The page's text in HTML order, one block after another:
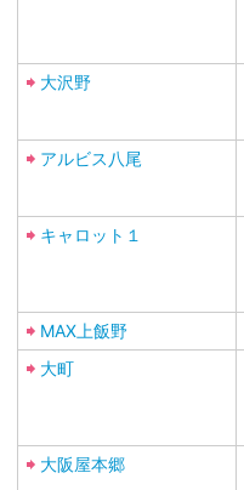
大沢野
アルビス八尾
キャロット１
MAX上飯野
大町
大阪屋本郷